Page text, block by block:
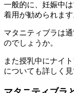
一般的に、妊娠中は
着用が勧められます
マタニティブラは
のでしょうか。
また授乳中にナイ
についても詳しく見